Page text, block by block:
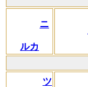
ニ
ルカ
ツ